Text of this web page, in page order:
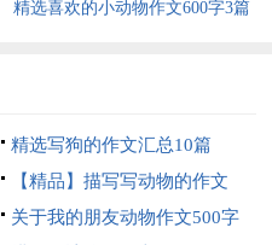
精选喜欢的小动物作文600字3篇
精选写狗的作文汇总10篇
【精品】描写写动物的作文
400字三篇
关于我的朋友动物作文500字